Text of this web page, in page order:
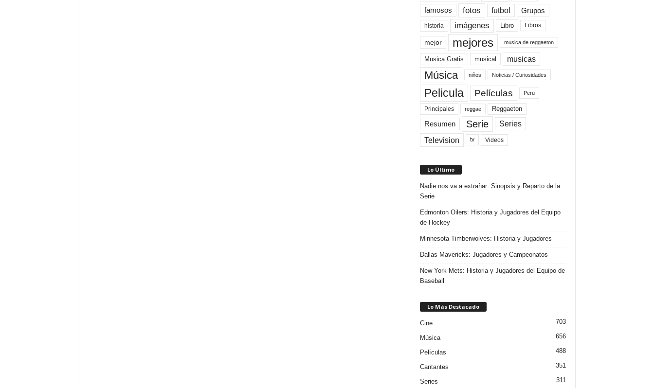
famosos fotos futbol Grupos
historia imágenes Libro Libros
mejor mejores musica de reggaeton
Musica Gratis musical musicas
Música niños Noticias / Curiosidades
Pelicula Películas Peru
Principales reggae Reggaeton
Resumen Serie Series
Television tv Videos
Lo Último
Nadie nos va a extrañar: Sinopsis y Reparto de la
Serie
Edmonton Oilers: Historia y Jugadores del Equipo
de Hockey
Minnesota Timberwolves: Historia y Jugadores
Dallas Mavericks: Jugadores y Campeonatos
New York Mets: Historia y Jugadores del Equipo de
Baseball
Lo Más Destacado
Cine 703
Música 656
Películas 488
Cantantes 351
Series 311